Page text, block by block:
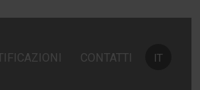
CONTATTI IT